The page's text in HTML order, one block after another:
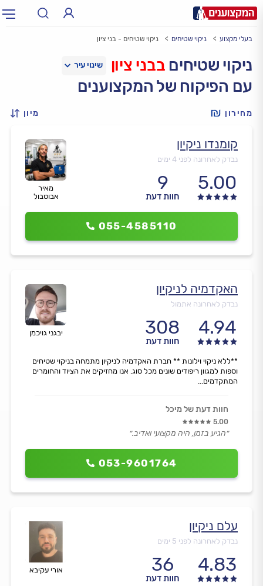
עירעיר: תל אביב, חיפה…
בעלי מקצוע ניקוי שטיחים ניקוי שטיחים - בני ציון
ניקוי שטיחים בבני ציון
עם הפיקוח של המקצוענים
מחירון מיון
מאיר
אבוטבול
קומנדו ניקיון
נבדק לאחרונה לפני 4 ימים
5.00
9
חוות דעת
055-4585110
יבגני גויכמן
האקדמיה לניקיון
נבדק לאחרונה אתמול
4.94
308
חוות דעת
053-9601764
**ללא ניקוי וילונות ** חברת האקדמיה לניקיון מתמחה בניקוי שטיחים
וספות למגוון ריפודים שונים מכל סוג. אנו מחזיקים את הציוד והחומרים
המתקדמים...
חוות דעת של מיכל
5.00
״הגיע בזמן, היה מקצועי ואדיב.״
אורי עקיבא
עלם ניקיון
נבדק לאחרונה לפני 5 ימים
4.83
36
חוות דעת